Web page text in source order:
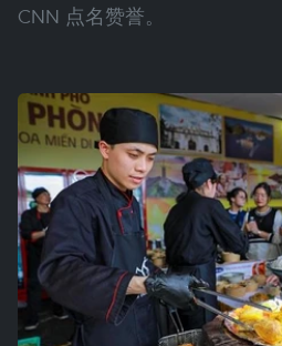
CNN 点名赞誉。